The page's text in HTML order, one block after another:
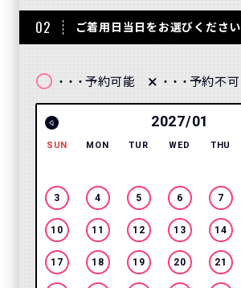
02 ご着用日当日をお選びください
〇 ・・・ 予約可能 × ・・・ 予約不可
2027/01
SUN MON TUR WED THU
3 4 5 6 7
10 11 12 13 14
17 18 19 20 21